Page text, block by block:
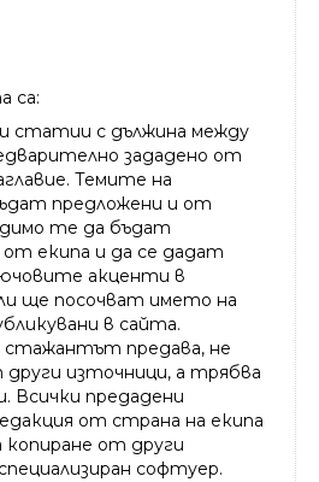
са:
статии с дължина между
зададено от
Темите на
предложени и от
те да бъдат
екипа и да се дадат
акценти в
ще посочват името на
в сайта.
стажантът предава, не
източници, а трябва
Всички предадени
от страна на екипа
копиране от други
софтуер.